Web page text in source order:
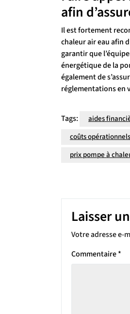
afin
Il est fortement
chaleur air eau afin
garantir que
énergétique de la
également de
réglementations en
Tags: aides
coûts opérationnels
prix pompe à
Laisser
Votre adresse e-
Commentaire*